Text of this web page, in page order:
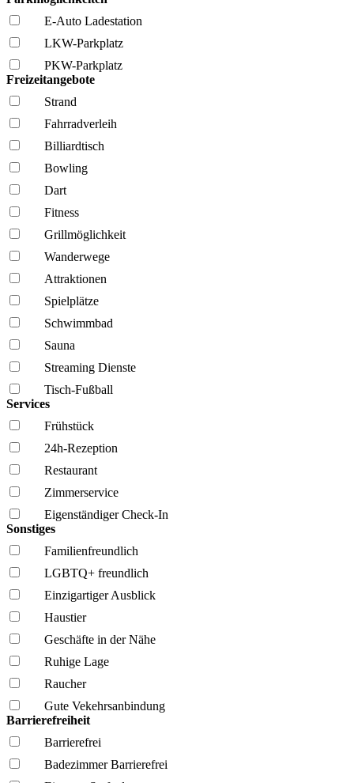
E-Auto Ladestation
LKW-Parkplatz
PKW-Parkplatz
Freizeitangebote
Strand
Fahrrad­verleih
Billiardtisch
Bowling
Dart
Fitness
Grillmöglich­keit
Wanderwege
Attraktionen
Spielplätze
Schwimmbad
Sauna
Streaming Dienste
Tisch-Fußball
Services
Frühstück
24h-Rezeption
Restaurant
Zimmerservice
Eigenständiger Check-In
Sonstiges
Familien­freundlich
LGBTQ+ freundlich
Einzigartiger Ausblick
Haustier
Geschäfte in der Nähe
Ruhige Lage
Raucher
Gute Vekehrsanbindung
Barrierefreiheit
Barrierefrei
Badezimmer Barrierefrei